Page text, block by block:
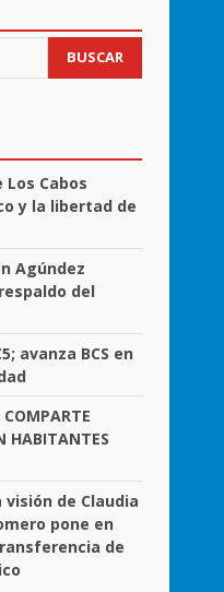
BUSCAR
Cabos
y la libertad de
Agúndez
del
avanza BCS en
HABITANTES
visión de Claudia
pone en
de